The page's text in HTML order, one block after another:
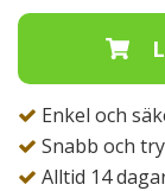
Enkel och
Snabb och
Alltid 14